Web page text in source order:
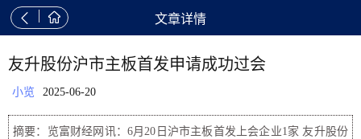
  文章详情
友升股份沪市主板首发申请成功过会
小览 2025-06-20
摘要：览富财经网讯：6月20日沪市主板首发上会企业1家 友升股份